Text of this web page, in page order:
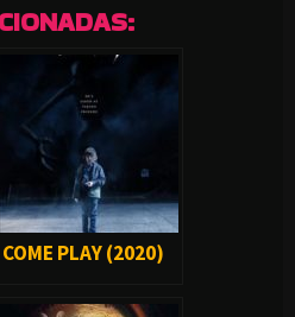
COME PLAY (2020)